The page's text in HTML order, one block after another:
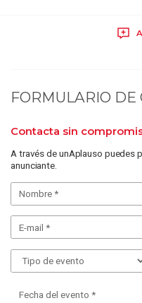
FORMULARIO DE
Contacta sin
A través de unAplauso puedes
anunciante.
Fecha del evento *